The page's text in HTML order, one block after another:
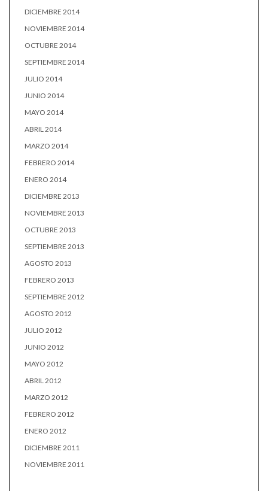
DICIEMBRE 2014
NOVIEMBRE 2014
OCTUBRE 2014
SEPTIEMBRE 2014
JULIO 2014
JUNIO 2014
MAYO 2014
ABRIL 2014
MARZO 2014
FEBRERO 2014
ENERO 2014
DICIEMBRE 2013
NOVIEMBRE 2013
OCTUBRE 2013
SEPTIEMBRE 2013
AGOSTO 2013
FEBRERO 2013
SEPTIEMBRE 2012
AGOSTO 2012
JULIO 2012
JUNIO 2012
MAYO 2012
ABRIL 2012
MARZO 2012
FEBRERO 2012
ENERO 2012
DICIEMBRE 2011
NOVIEMBRE 2011